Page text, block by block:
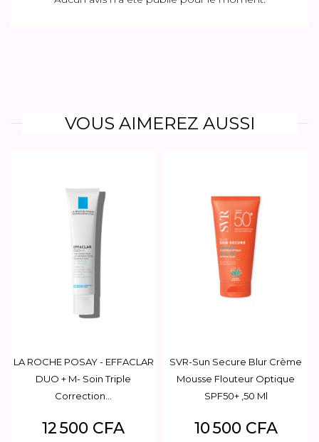
VOUS AIMEREZ AUSSI
LA ROCHE POSAY - EFFACLAR
DUO + M- Soin Triple
Correction...
Prix
12 500 CFA
SVR-Sun Secure Blur Crème
Mousse Flouteur Optique
SPF50+ ,50 Ml
Prix
10 500 CFA